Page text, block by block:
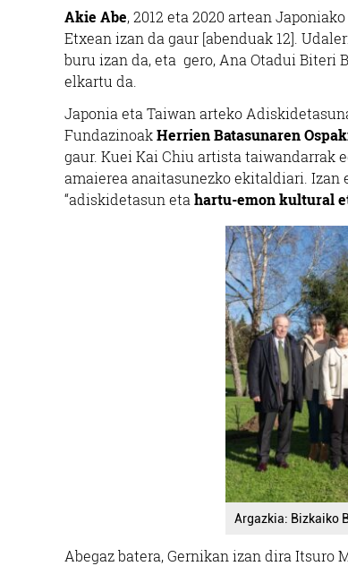
Akie Abe, 2012 eta 2020 artean
Etxean izan da gaur [abenduak 12].
buru izan da, eta gero, Ana Otadui Biteri
elkartu da.
Japonia eta Taiwan arteko
FundazinoakHerrien Batasunaren
gaur. Kuei Kai Chiu artista taiwandarrak
amaierea anaitasunezko ekitaldiari. Izan
“adiskidetasun eta hartu-emon kultural
Argazkia: Bizkaiko
Abegaz batera, Gernikan izan dira Itsuro